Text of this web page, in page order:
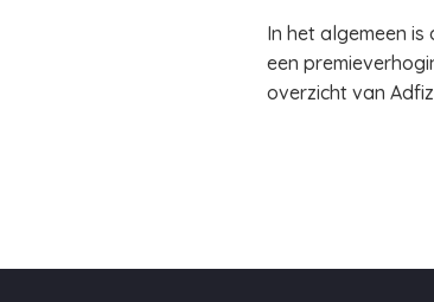
In het algemeen
een
overzicht van